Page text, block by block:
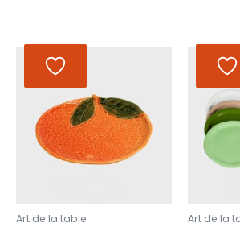
Art de la table Art de la